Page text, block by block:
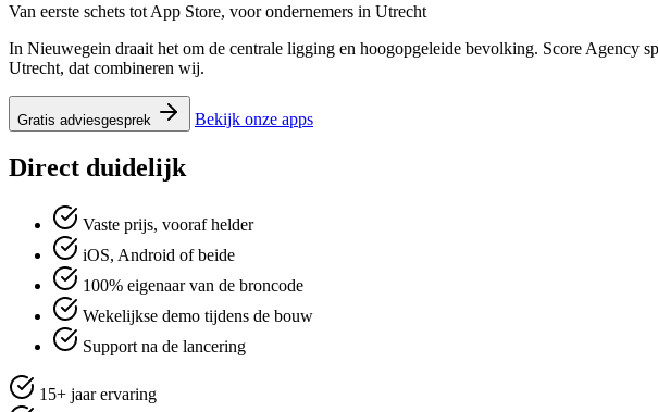
Van eerste schets tot App Store, voor ondernemers in Utrecht
In Nieuwegein draait het om de centrale ligging en hoogopgeleide bevolking. Score Agency
Utrecht, dat combineren wij.
Gratis adviesgesprek Bekijk onze apps
Direct duidelijk
Vaste prijs, vooraf helder
iOS, Android of beide
100% eigenaar van de broncode
Wekelijkse demo tijdens de bouw
Support na de lancering
15+ jaar ervaring